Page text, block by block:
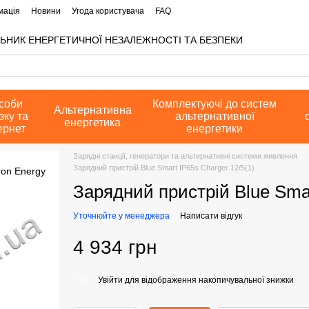
Новини Угода користувача FAQ
ЕНЕРГЕТИЧНОЇ НЕЗАЛЕЖНОСТІ ТА БЕЗПЕКИ
та
Альтернативна
енергетика
Комплектуючі до систем
альтернативної
енергетики
Зарядні станції, генератори та альтернативні системи живлення
Зарядний пристрій Blue Smart IP65s Charger 12/5(1)
Зарядний пристрій Blue
Уточнюйте у менеджера Написати відгук
4 934 грн
Увійти для відображення накопичувальної знижки